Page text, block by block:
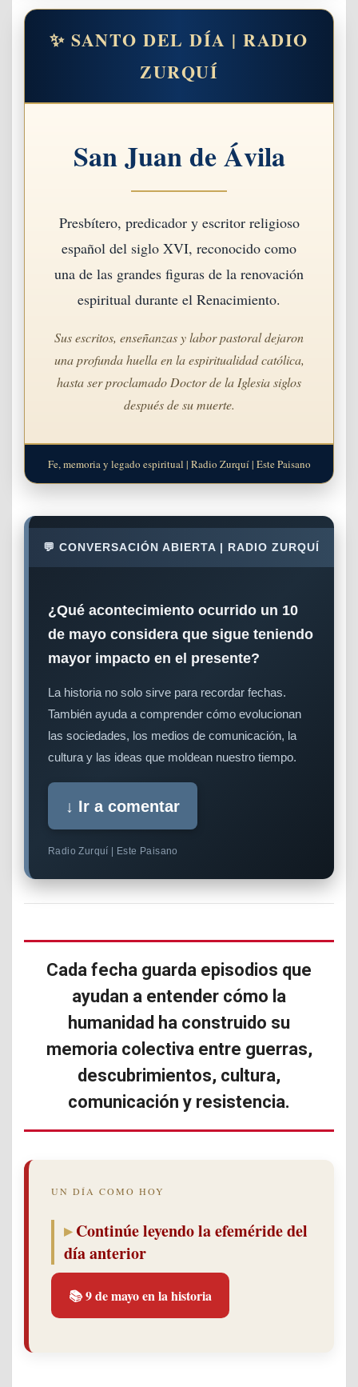
✨ SANTO DEL DÍA | RADIO
ZURQUÍ
San Juan de Ávila
Presbítero, predicador y escritor religioso
español del siglo XVI, reconocido como
una de las grandes figuras de la renovación
espiritual durante el Renacimiento.
Sus escritos, enseñanzas y labor pastoral dejaron
una profunda huella en la espiritualidad católica,
hasta ser proclamado Doctor de la Iglesia siglos
después de su muerte.
Fe, memoria y legado espiritual | Radio Zurquí | Este Paisano
💬 CONVERSACIÓN ABIERTA | RADIO ZURQUÍ
¿Qué acontecimiento ocurrido un 10
de mayo considera que sigue teniendo
mayor impacto en el presente?
La historia no solo sirve para recordar fechas.
También ayuda a comprender cómo evolucionan
las sociedades, los medios de comunicación, la
cultura y las ideas que moldean nuestro tiempo.
↓ Ir a comentar
Radio Zurquí | Este Paisano
Cada fecha guarda episodios que
ayudan a entender cómo la
humanidad ha construido su
memoria colectiva entre guerras,
descubrimientos, cultura,
comunicación y resistencia.
UN DÍA COMO HOY
Continúe leyendo la efeméride del
día anterior
📚 9 de mayo en la historia